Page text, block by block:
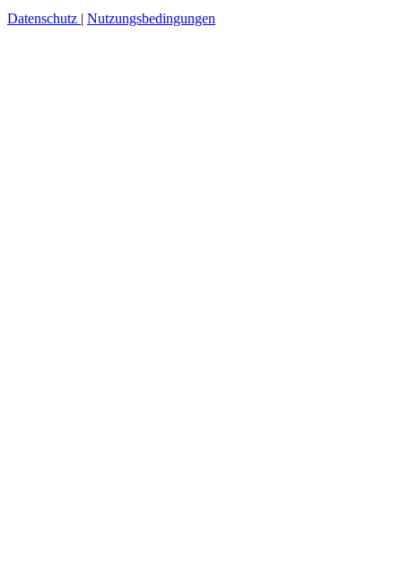
Datenschutz | Nutzungsbedingungen